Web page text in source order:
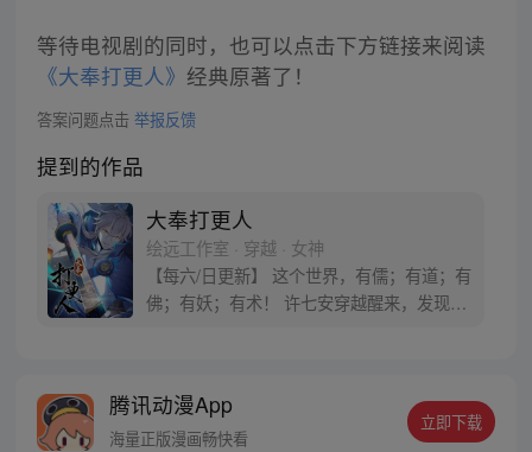
等待电视剧的同时，也可以点击下方链接来阅读
《大奉打更人》 经典原著了！
答案问题点击 举报反馈
提到的作品
大奉打更人
绘远工作室 · 穿越 · 女神
【每六/日更新】 这个世界，有儒；有道；有
佛；有妖；有术！ 许七安穿越醒来，发现自
者卖报小郎君同名小说 QQ群号：
799493374
腾讯动漫App
海量正版漫画畅快看
立即下载